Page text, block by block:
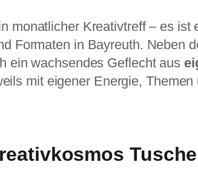
monatlicher Kreativtreff – es ist
Formaten in Bayreuth. Neben
ein wachsendes Geflecht aus
mit eigener Energie, Themen